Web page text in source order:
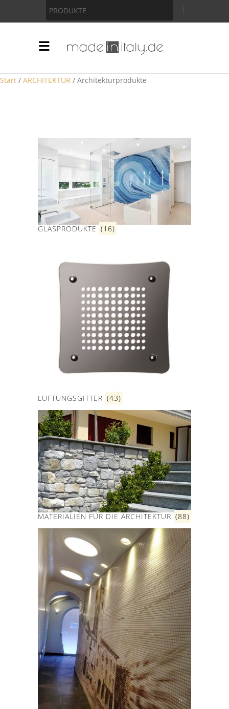
PRODUKTE
Start / ARCHITEKTUR / Architekturprodukte
GLASPRODUKTE (16)
LÜFTUNGSGITTER (43)
MATERIALIEN FÜR DIE ARCHITEKTUR (88)